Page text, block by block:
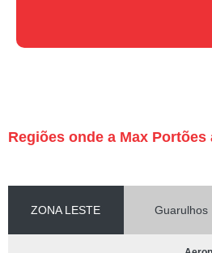
Regiões onde a Max Portões
ZONA LESTE Guarulhos